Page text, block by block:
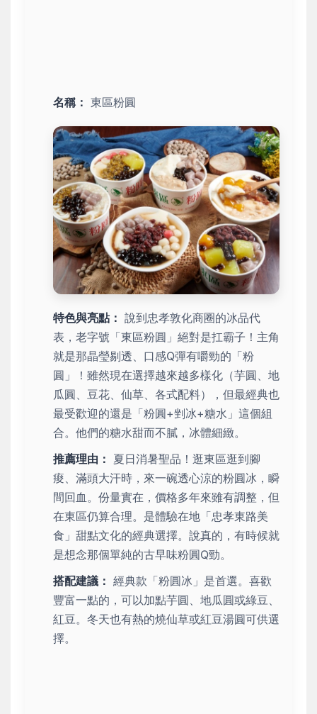
名稱： 東區粉圓
特色與亮點： 說到忠孝敦化商圈的冰品代
表，老字號「東區粉圓」絕對是扛霸子！主角
就是那晶瑩剔透、口感Q彈有嚼勁的「粉
圓」！雖然現在選擇越來越多樣化（芋圓、地
瓜圓、豆花、仙草、各式配料），但最經典也
最受歡迎的還是「粉圓+剉冰+糖水」這個組
合。他們的糖水甜而不膩，冰體細緻。
推薦理由： 夏日消暑聖品！逛東區逛到腳
痠、滿頭大汗時，來一碗透心涼的粉圓冰，瞬
間回血。份量實在，價格多年來雖有調整，但
在東區仍算合理。是體驗在地「忠孝東路美
食」甜點文化的經典選擇。說真的，有時候就
是想念那個單純的古早味粉圓Q勁。
搭配建議： 經典款「粉圓冰」是首選。喜歡
豐富一點的，可以加點芋圓、地瓜圓或綠豆、
紅豆。冬天也有熱的燒仙草或紅豆湯圓可供選
擇。